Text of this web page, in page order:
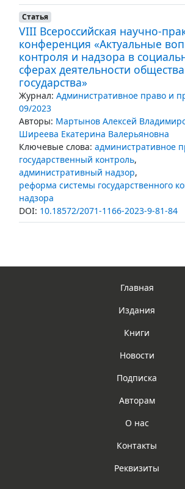
Статья
VIII Всероссийская научно-
конференция «Актуальные
контроля и надзора в
сферах деятельности
государства»
Журнал: Административное право и
09/2023
Авторы: Мартынов Алексей
Ширеева Екатерина Валерьяновна
Ключевые слова: административное
государственный контроль,
административный надзор,
реформа системы государственного
надзора
DOI: 10.18572/2071-1166-2023-9-81-84
Главная
Издания
Книги
Новости
Подписка
Авторам
О нас
Контакты
Реквизиты